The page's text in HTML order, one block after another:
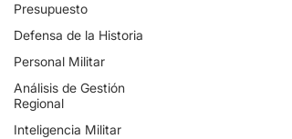
Presupuesto
Defensa de la Historia
Personal Militar
Análisis de Gestión
Regional
Inteligencia Militar